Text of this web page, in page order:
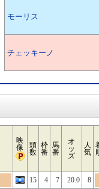
モーリス
チェッキーノ
映
像
頭
数
枠
番
馬
番
オ
ッ
ズ
人
気
15 4 7 20.0
8